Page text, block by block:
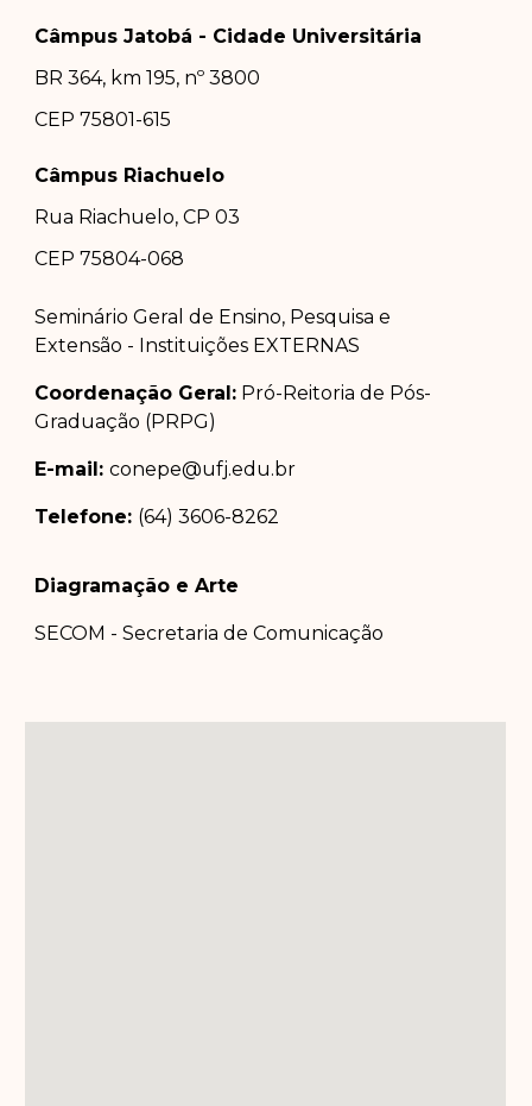
Câmpus Jatobá - Cidade Universitária
BR 364, km 195, nº 3800
CEP 75801-615
Câmpus Riachuelo
Rua Riachuelo, CP 03
CEP 75804-068
Seminário Geral de Ensino, Pesquisa e
Extensão - Instituições EXTERNAS
Coordenação Geral: Pró-Reitoria de Pós-
Graduação (PRPG)
E-mail:conepe@ufj.edu.br
Telefone: (64) 3606-8262
Diagramação e Arte
SECOM - Secretaria de Comunicação